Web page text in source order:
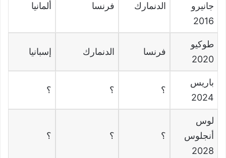
جانيرو
2016
الدنمارك فرنسا ألمانيا
طوكيو
2020
فرنسا الدنمارك إسبانيا
باريس
2024
؟ ؟ ؟
لوس
أنجلوس
2028
؟ ؟ ؟